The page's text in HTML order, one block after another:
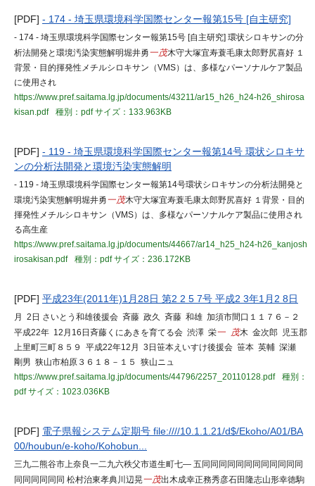
[PDF] - 174 - 埼玉県環境科学国際センター報第15号 [自主研究]
- 174 - 埼玉県環境科学国際センター報第15号 [自主研究] 環状シロキサンの分
析法開発と環境汚染実態解明堀井勇一茂木守大塚宜寿蓑毛康太郎野尻喜好 １
背景・目的揮発性メチルシロキサン（VMS）は、多様なパーソナルケア製品
に使用され
https://www.pref.saitama.lg.jp/documents/43211/ar15_h26_h24-h26_shirosa
kisan.pdf
種別：pdfサイズ：133.963KB
[PDF] - 119 - 埼玉県環境科学国際センター報第14号 環状シロキサ
ンの分析法開発と環境汚染実態解明
- 119 - 埼玉県環境科学国際センター報第14号環状シロキサンの分析法開発と
環境汚染実態解明堀井勇一茂木守大塚宜寿蓑毛康太郎野尻喜好 １背景・目的
揮発性メチルシロキサン（VMS）は、多様なパーソナルケア製品に使用され
る高生産
https://www.pref.saitama.lg.jp/documents/44667/ar14_h25_h24-h26_kanjosh
irosakisan.pdf
種別：pdfサイズ：236.172KB
[PDF] 平成23年(2011年)1月28日 第2 2 5 7号 平成2 3年1月2 8日
月 2日 さいとう和雄後援会 斉藤 政久 斉藤 和雄 加須市間口１１７６－２
平成22年 12月16日斉藤くにあきを育てる会 渋澤 栄一 茂木 金次郎 児玉郡
上里町三町８５９ 平成22年12月 3日笹本えいすけ後援会 笹本 英輔 深瀬
剛男 狭山市柏原３６１８－１５ 狭山ニュ
https://www.pref.saitama.lg.jp/documents/44796/2257_20110128.pdf
種別：
pdfサイズ：1023.036KB
[PDF] 電子県報システム定期号 file:////10.1.1.21/d$/Ekoho/A01/BA
00/houbun/e-koho/Kohobun...
三九二熊谷市上奈良一二九六秩父市道生町七― 五同同同同同同同同同同同同
同同同同同同 松村治東孝典川辺晃一茂出木成幸正務秀彦石田隆志山形幸徳駒